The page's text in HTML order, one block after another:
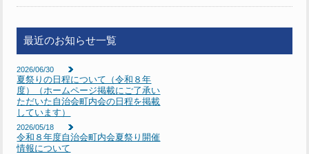
最近のお知らせ一覧
2026/06/30
夏祭りの日程について（令和８年
度）（ホームページ掲載にご了承い
ただいた自治会町内会の日程を掲載
しています）
2026/05/18
令和８年度自治会町内会夏祭り開催
情報について